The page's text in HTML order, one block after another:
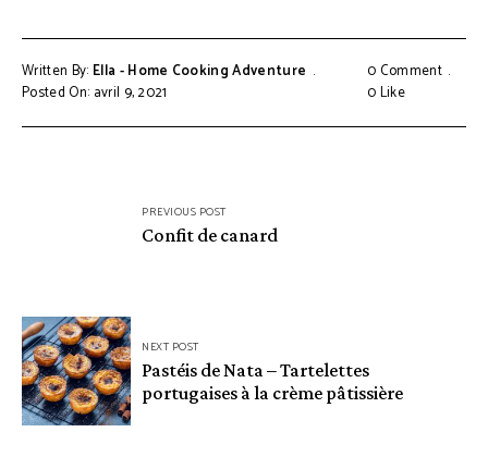
Written By: Ella - Home Cooking Adventure
Posted On: avril 9, 2021
0 Comment
0Like
PREVIOUS POST
Confit de canard
NEXT POST
Pastéis de Nata – Tartelettes
portugaises à la crème pâtissière